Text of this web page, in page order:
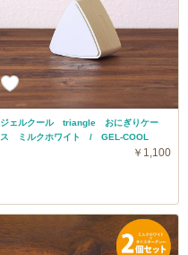
ジェルクール triangle おにぎりケー
ス ミルクホワイト / GEL-COOL
￥1,100